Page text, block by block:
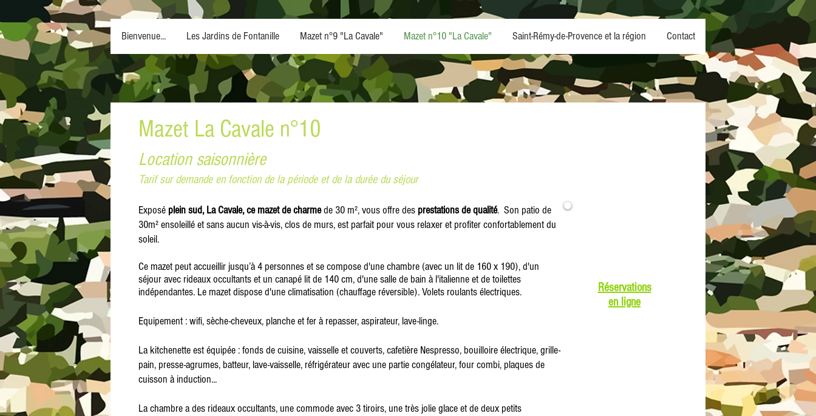
Bienvenue... Les Jardins de Fontanille Mazet n°9 "La Cavale" Mazet n°10 "La Cavale" Saint-Rémy-de-Provence et la région Contact
Mazet La Cavale n°10
Location saisonnière
Tarif sur demande en fonction de la période et de la durée du séjour
Exposé plein sud, La Cavale, ce mazet de charmede 30 m², vous offre des prestations de qualité. Son patio de
30m² ensoleillé et sans aucun vis-à-vis, clos de murs, est parfait pour vous relaxer et profiter confortablement du
soleil.
Ce mazet peut accueillir jusqu’à 4 personnes et se compose d'une chambre (avec un lit de 160 x 190), d'un
séjour avec rideaux occultants et un canapé lit de 140 cm, d'une salle de bain à l'italienne et de toilettes
indépendantes. Le mazet dispose d'une climatisation (chauffage réversible). Volets roulants électriques.
Equipement : wifi, sèche-cheveux, planche et fer à repasser, aspirateur, lave-linge.
La kitchenette est équipée : fonds de cuisine, vaisselle et couverts, cafetière Nespresso, bouilloire électrique, grille-
pain, presse-agrumes, batteur, lave-vaisselle, réfrigérateur avec une partie congélateur, four combi, plaques de
cuisson à induction...
La chambre a des rideaux occultants, une commode avec 3 tiroirs, une très jolie glace et de deux petits
Réservations
en ligne